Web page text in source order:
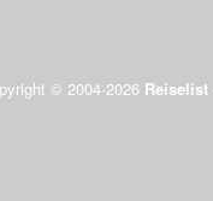
© 2004-2026 Reiselist